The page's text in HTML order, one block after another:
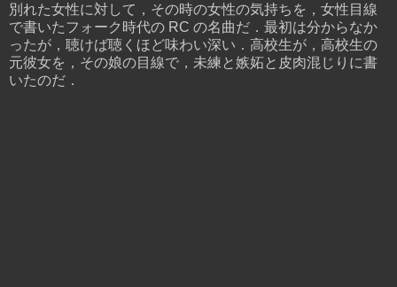
別れた女性に対して，その時の女性の気持ちを，女性目線
で書いたフォーク時代の RC の名曲だ．最初は分からなか
ったが，聴けば聴くほど味わい深い．高校生が，高校生の
元彼女を，その娘の目線で，未練と嫉妬と皮肉混じりに書
いたのだ．